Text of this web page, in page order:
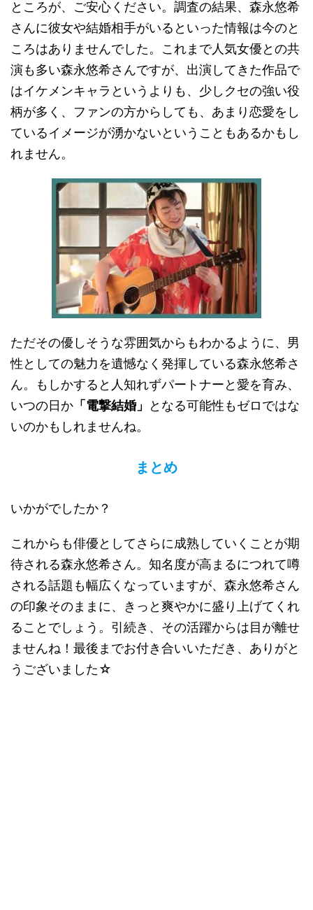
ところが、ご安心ください。調査の結果、森永悠希
さんに彼女や結婚相手がいるといった情報は今のと
ころはありませんでした。これまで人気女優との共
演も多い森永悠希さんですが、出演してきた作品で
はイケメンキャラというよりも、少しクセの強い役
柄が多く、ファンの方からしても、あまり恋愛をし
ているイメージが湧かないということもあるかもし
れません。
ただその優しそうな雰囲気からもわかるように、男
性としての魅力を遺憾なく発揮している森永悠希さ
ん。もしかすると人知れずパートナーと愛を育み、
いつの日か 「電撃結婚」
となる可能性もゼロではな
いのかもしれませんね。
まとめ
いかがでしたか？
これからも俳優としてさらに成熟していくことが期
待される森永悠希さん。知名度が高まるにつれて噂
される話題も幅広くなっていますが、森永悠希さん
の印象そのままに、きっと爽やかに盛り上げてくれ
ることでしょう。引続き、その活躍からは目が離せ
ませんね！最後までお付き合いいただき、ありがと
うございました☆